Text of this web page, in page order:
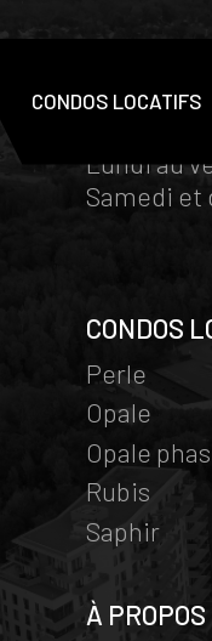
CONDOS LOCATIFS
HORAIRE
Lundi au
Samedi et
CONDOS
Perle
Opale
Opale
Rubis
Saphir
À PROPOS